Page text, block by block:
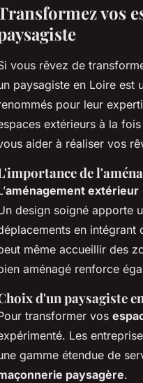
vos
vous rêvez de
paysagiste en Loire est
pour leur
extérieurs à la
aider à réaliser vos
de
aménagement extérieur
design soigné apporte
en intégrant
même accueillir des
aménagé renforce
d'un paysagiste
transformer vos
Les
gamme étendue de
paysagère.